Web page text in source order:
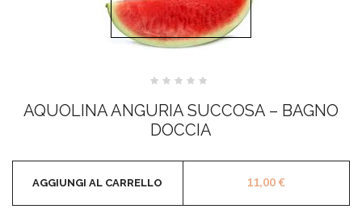
su
5
AQUOLINA ANGURIA SUCCOSA – BAGNO
DOCCIA
11,00€
AGGIUNGI AL CARRELLO